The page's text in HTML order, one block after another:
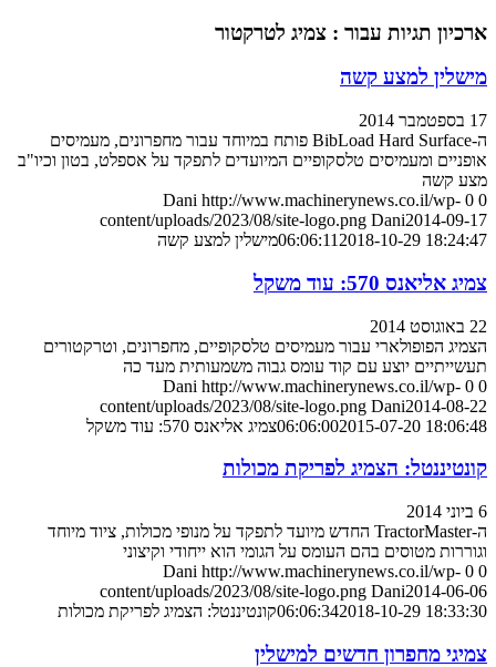
ארכיון תגיות עבור : צמיג לטרקטור
מישלין למצע קשה
17 בספטמבר 2014
ה-BibLoad Hard Surface פותח במיוחד עבור מחפרונים, מעמיסים
אופניים ומעמיסים טלסקופיים המיועדים לתפקד על אספלט, בטון וכיו"ב
מצע קשה
0
0
Dani http://www.machinerynews.co.il/wp-
content/uploads/2023/08/site-logo.png Dani2014-09-17
06:06:11 2018-10-29 18:24:47 מישלין למצע קשה
צמיג אליאנס 570: עוד משקל
22 באוגוסט 2014
הצמיג הפופולארי עבור מעמיסים טלסקופיים, מחפרונים, וטרקטורים
תעשייתיים יוצע עם קוד עומס גבוה משמעותית מעד כה
0
0
Dani http://www.machinerynews.co.il/wp-
content/uploads/2023/08/site-logo.png Dani2014-08-22
06:06:002015-07-20 18:06:48 צמיג אליאנס 570: עוד משקל
קונטיננטל: הצמיג לפריקת מכולות
6 ביוני 2014
ה-TractorMaster החדש מיועד לתפקד על מנופי מכולות, ציוד מיוחד
וגוררות מטוסים בהם העומס על הגומי הוא ייחודי וקיצוני
0
0
Dani http://www.machinerynews.co.il/wp-
content/uploads/2023/08/site-logo.png Dani2014-06-06
06:06:342018-10-29 18:33:30 קונטיננטל: הצמיג לפריקת מכולות
צמיגי מחפרון חדשים למישלין